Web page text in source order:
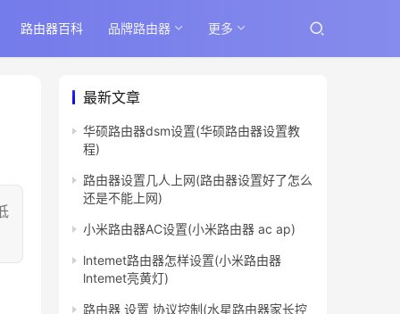
路由器百科 品牌路由器 更多
最新文章
华硕路由器dsm设置(华硕路由器设置教
程)
路由器设置几人上网(路由器设置好了怎么
还是不能上网)
小米路由器AC设置(小米路由器 ac ap)
lntemet路由器怎样设置(小米路由器
lntemet亮黄灯)
路由器 设置 协议控制(水星路由器家长控